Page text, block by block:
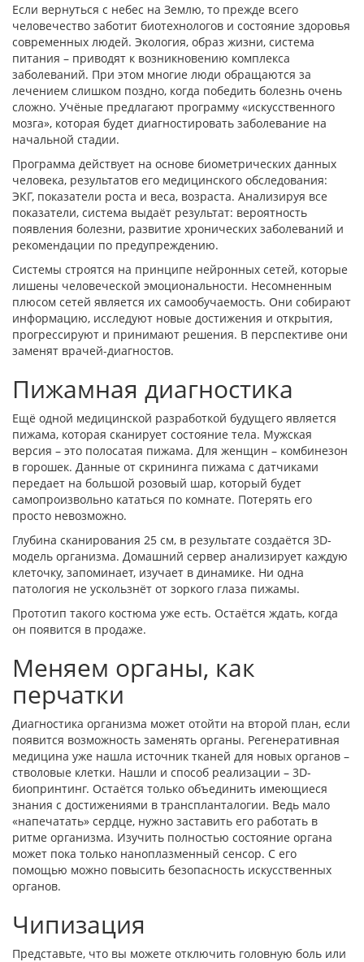
Если вернуться с небес на Землю, то прежде всего
человечество заботит биотехнологов и состояние здоровья
современных людей. Экология, образ жизни, система
питания – приводят к возникновению комплекса
заболеваний. При этом многие люди обращаются за
лечением слишком поздно, когда победить болезнь очень
сложно. Учёные предлагают программу «искусственного
мозга», которая будет диагностировать заболевание на
начальной стадии.
Программа действует на основе биометрических данных
человека, результатов его медицинского обследования:
ЭКГ, показатели роста и веса, возраста. Анализируя все
показатели, система выдаёт результат: вероятность
появления болезни, развитие хронических заболеваний и
рекомендации по предупреждению.
Системы строятся на принципе нейронных сетей, которые
лишены человеческой эмоциональности. Несомненным
плюсом сетей является их самообучаемость. Они собирают
информацию, исследуют новые достижения и открытия,
прогрессируют и принимают решения. В перспективе они
заменят врачей-диагностов.
Пижамная диагностика
Ещё одной медицинской разработкой будущего является
пижама, которая сканирует состояние тела. Мужская
версия – это полосатая пижама. Для женщин – комбинезон
в горошек. Данные от скрининга пижама с датчиками
передает на большой розовый шар, который будет
самопроизвольно кататься по комнате. Потерять его
просто невозможно.
Глубина сканирования 25 см, в результате создаётся 3D-
модель организма. Домашний сервер анализирует каждую
клеточку, запоминает, изучает в динамике. Ни одна
патология не ускользнёт от зоркого глаза пижамы.
Прототип такого костюма уже есть. Остаётся ждать, когда
он появится в продаже.
Меняем органы, как
перчатки
Диагностика организма может отойти на второй план, если
появится возможность заменять органы. Регенеративная
медицина уже нашла источник тканей для новых органов –
стволовые клетки. Нашли и способ реализации – 3D-
биопринтинг. Остаётся только объединить имеющиеся
знания с достижениями в транспланталогии. Ведь мало
«напечатать» сердце, нужно заставить его работать в
ритме организма. Изучить полностью состояние органа
может пока только наноплазменный сенсор. С его
помощью можно повысить безопасность искусственных
органов.
Чипизация
Представьте, что вы можете отключить головную боль или